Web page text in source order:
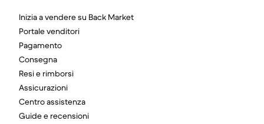
Inizia a vendere su Back Market
Portale venditori
Pagamento
Consegna
Resi e rimborsi
Assicurazioni
Centro assistenza
Guide e recensioni